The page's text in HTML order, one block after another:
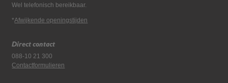
Wel telefonisch bereikbaar.
*Afwijkende openingstijden
Direct contact
088-10 21 300
Contactformulieren